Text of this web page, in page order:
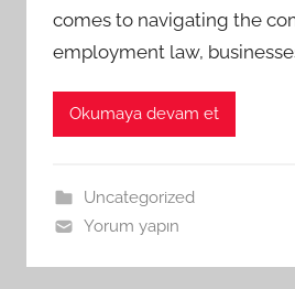
comes to navigating the
employment law,
Okumaya devam et
Uncategorized
Yorum yapın